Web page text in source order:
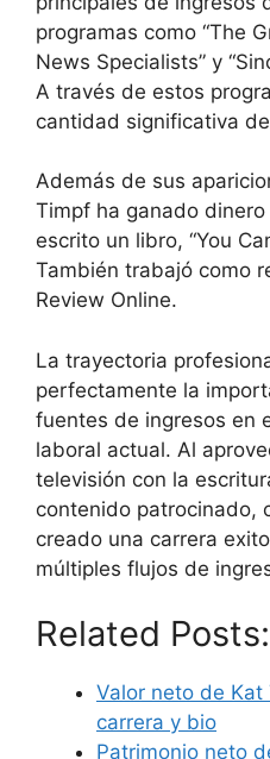
programas como “The
News Specialists” y
A través de estos
cantidad significativa
Además de sus
Timpf ha ganado
escrito un libro, “You
También trabajó como
Review Online.
La trayectoria
perfectamente la
fuentes de ingresos en
laboral actual. Al
televisión con la
contenido patrocinado,
creado una carrera
múltiples flujos de
Related Posts:
Valor neto de
carrera y bio
Patrimonio neto